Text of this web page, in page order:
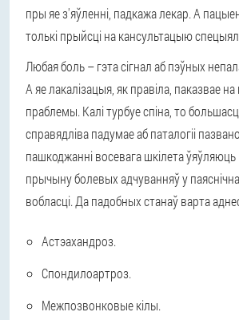
пры яе з'яўленні, падкажа лекар. А
толькі прыйсці на кансультацыю
Любая боль – гэта сігнал аб пэўных
А яе лакалізацыя, як правіла, паказвае
праблемы. Калі турбуе спіна, то
справядліва падумае аб паталогіі
пашкоджанні восевага шкілета
прычыну болевых адчуванняў у
вобласці. Да падобных станаў варта
Астэахандроз.
Спондилоартроз.
Межпозвонковые кілы.